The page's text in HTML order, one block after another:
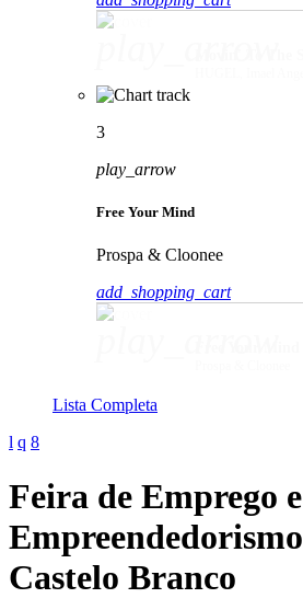
3
play_arrow
Free Your Mind
Prospa & Cloonee
add_shopping_cart
Lista Completa
Feira de Emprego e
Castelo Branco